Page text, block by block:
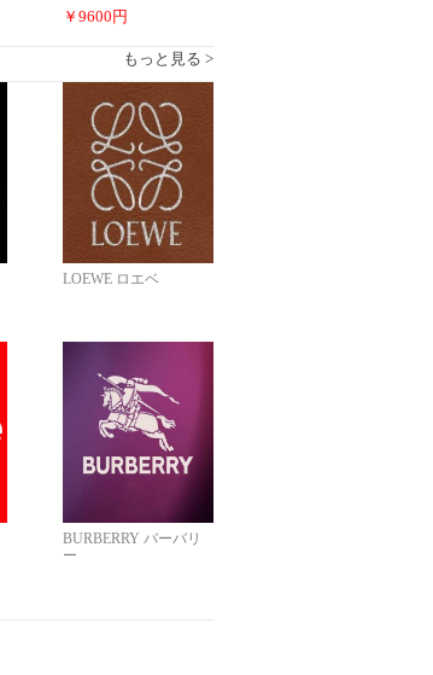
￥ 9600 円
もっと見る >
LOEWE ロエベ
BURBERRY バーバリ
ー